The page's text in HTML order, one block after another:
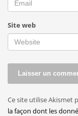
Site web
Ce site utilise Akismet
la façon dont les